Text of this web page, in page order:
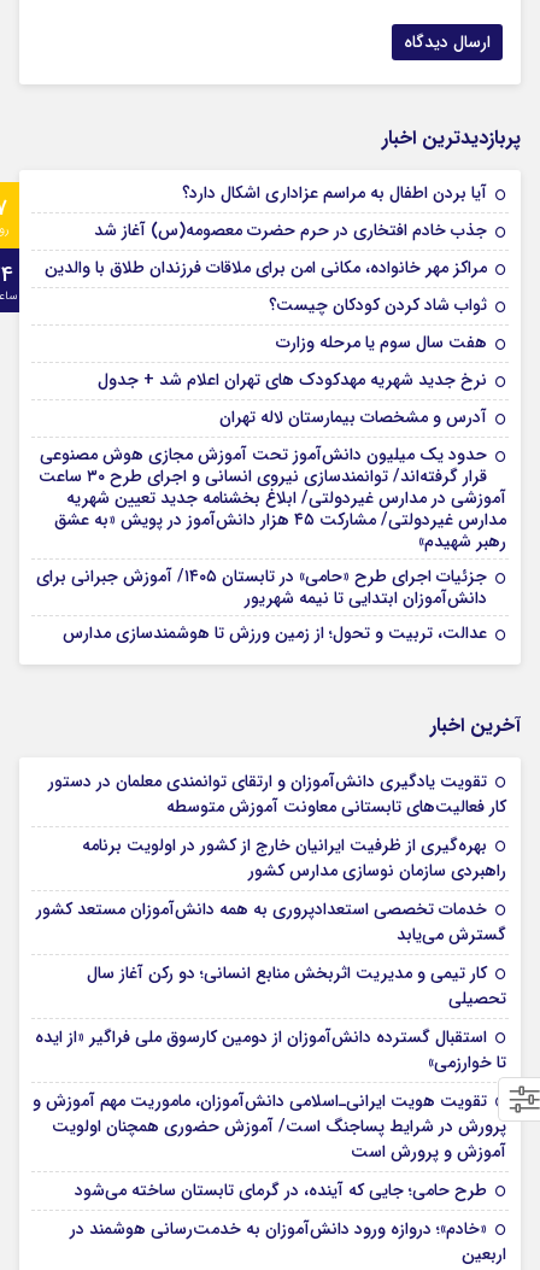
پربازدیدترین اخبار
آیا بردن اطفال به مراسم عزادارى اشکال دارد؟
جذب خادم افتخاری در حرم حضرت معصومه(س) آغاز شد
مراکز مهر خانواده، مکانی امن برای ملاقات فرزندان طلاق با والدین
ثواب شاد کردن کودکان چیست؟
هفت سال سوم یا مرحله وزارت
نرخ جدید شهریه مهدکودک های تهران اعلام شد + جدول
آدرس و مشخصات بیمارستان لاله تهران
حدود یک میلیون دانش‌آموز تحت آموزش مجازی هوش مصنوعی
قرار گرفته‌اند/ توانمندسازی نیروی انسانی و اجرای طرح ۳۰ ساعت
آموزشی در مدارس غیردولتی/ ابلاغ بخشنامه جدید تعیین شهریه
مدارس غیردولتی/ مشارکت ۴۵ هزار دانش‌آموز در پویش «به عشق
رهبر شهیدم»
جزئیات اجرای طرح «حامی» در تابستان ۱۴۰۵/ آموزش جبرانی برای
دانش‌آموزان ابتدایی تا نیمه شهریور
عدالت، تربیت و تحول؛ از زمین ورزش تا هوشمندسازی مدارس
آخرین اخبار
تقویت یادگیری دانش‌آموزان و ارتقای توانمندی معلمان در دستور
کار فعالیت‌های تابستانی معاونت آموزش متوسطه
بهره‌گیری از ظرفیت ایرانیان خارج از کشور در اولویت برنامه
راهبردی سازمان نوسازی مدارس کشور
خدمات تخصصی استعدادپروری به همه دانش‌آموزان مستعد کشور
گسترش می‌یابد
کار تیمی و مدیریت اثربخش منابع انسانی؛ دو رکن آغاز سال
تحصیلی
استقبال گسترده دانش‌آموزان از دومین کارسوق ملی فراگیر «از ایده
تا خوارزمی»
تقویت هویت ایرانی‌ـ‌اسلامی دانش‌آموزان، ماموریت مهم آموزش و
پرورش در شرایط پساجنگ است/ آموزش حضوری همچنان اولویت
آموزش و پرورش است
طرح حامی؛ جایی که آینده، در گرمای تابستان ساخته می‌شود
«خادم»؛ دروازه ورود دانش‌آموزان به خدمت‌رسانی هوشمند در
اربعین